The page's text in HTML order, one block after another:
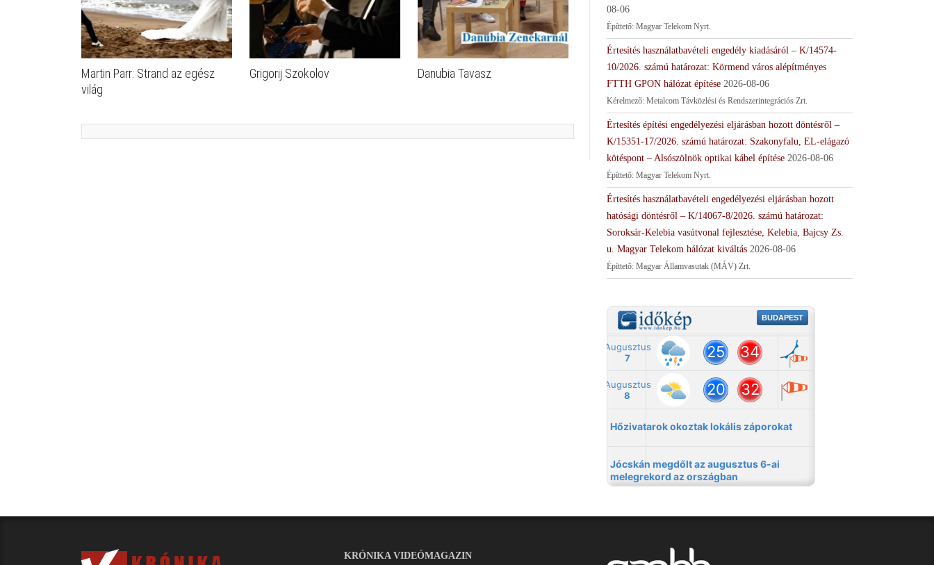
Martin Parr: Strand az egész
világ
Grigorij Szokolov Danubia Tavasz
08-06
Építtető: Magyar Telekom Nyrt.
Értesítés használatbavételi engedély kiadásáról – K/14574-
10/2026. számú határozat: Körmend város alépítményes
FTTH GPON hálózat építése 2026-08-06
Kérelmező: Metalcom Távközlési és Rendszerintegrációs Zrt.
Értesítés építési engedélyezési eljárásban hozott döntésről –
K/15351-17/2026. számú határozat: Szakonyfalu, EL-elágazó
kötéspont – Alsószölnök optikai kábel építése 2026-08-06
Építtető: Magyar Telekom Nyrt.
Értesítés használatbavételi engedélyezési eljárásban hozott
hatósági döntésről – K/14067-8/2026. számú határozat:
Soroksár-Kelebia vasútvonal fejlesztése, Kelebia, Bajcsy Zs.
u. Magyar Telekom hálózat kiváltás 2026-08-06
Építtető: Magyar Államvasutak (MÁV) Zrt.
KRÓNIKA VIDEÓMAGAZIN